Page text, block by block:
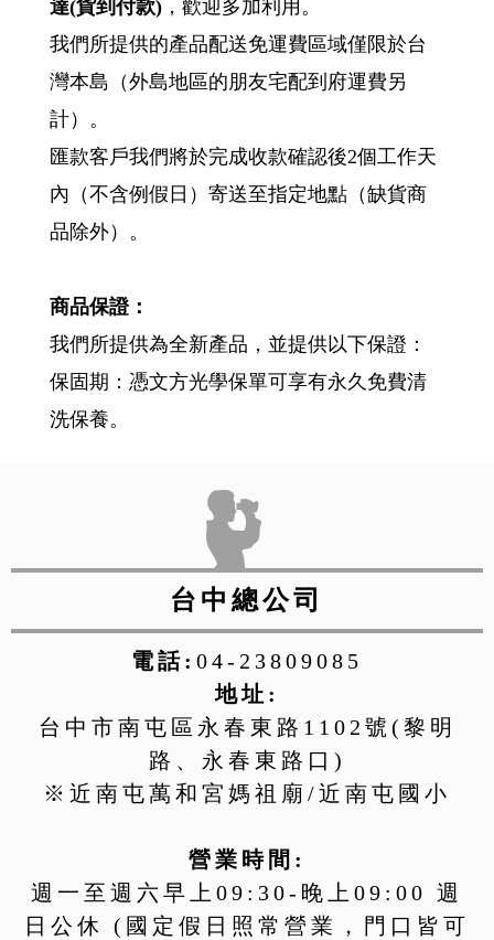
達(貨到付款) ，歡迎多加利用。
我們所提供的產品配送免運費區域僅限於台
灣本島（外島地區的朋友宅配到府運費另
計）。
匯款客戶我們將於完成收款確認後2個工作天
內（不含例假日）寄送至指定地點（缺貨商
品除外）。
商品保證：
我們所提供為全新產品，並提供以下保證：
保固期：憑文方光學保單可享有永久免費清
洗保養。
台中總公司
電話: 04-23809085
地址:
台中市南屯區永春東路1102號(黎明
路、永春東路口)
※近南屯萬和宮媽祖廟/近南屯國小
營業時間:
週一至週六早上09:30-晚上09:00 週
日公休 (國定假日照常營業，門口皆可